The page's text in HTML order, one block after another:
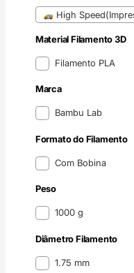
Características
High
Material Filamento 3D
Material Filamento 3D
Filamento PLA
Marca
MarcaBambu Lab
Formato do Filamento
Formato do Filamento
Com Bobina
Peso
Peso1000 g
Diâmetro Filamento
Diâmetro Filamento
1.75 mm